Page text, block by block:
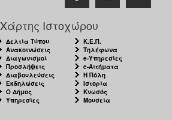
Χάρτης Ιστοχώρου
Δελτία Τύπου
Ανακοινώσεις
Διαγωνισμοί
Προσλήψεις
Διαβουλεύσεις
Εκδηλώσεις
Ο Δήμος
Υπηρεσίες
Κ.Ε.Π.
Τηλέφωνα
e-Υπηρεσίες
e-Αιτήματα
Η Πόλη
Ιστορία
Κνωσός
Μουσεία